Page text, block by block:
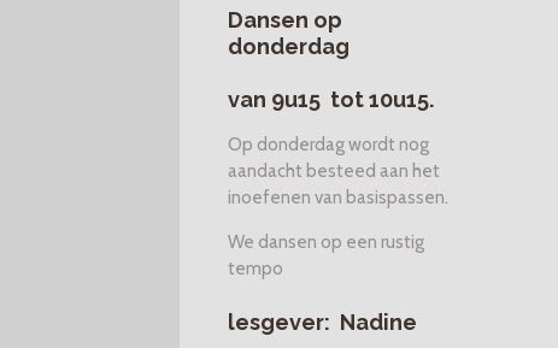
Dansen op
donderdag
van 9u15 tot 10u15.
Op donderdag wordt nog
aandacht besteed aan het
inoefenen van basispassen.
We dansen op een rustig
tempo
lesgever: Nadine